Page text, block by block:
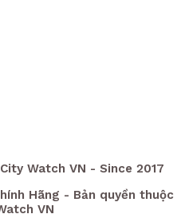
Watch VN - Since 2017
Hãng - Bản quyền thuộc
VN